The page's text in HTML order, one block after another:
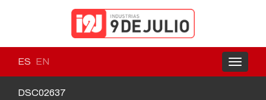
ES EN
Toggle
DSC02637